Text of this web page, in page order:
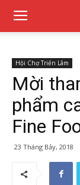
Hội Chợ Triển Lãm
Mời
phẩm
Fine
23 Tháng Bảy, 2018